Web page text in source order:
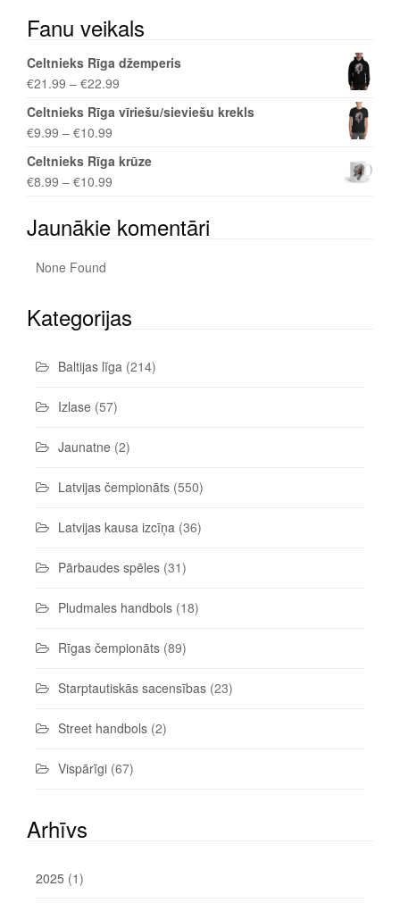
Fanu veikals
Celtnieks Rīga džemperis
€21.99 – €22.99
Celtnieks Rīga vīriešu/sieviešu krekls
€9.99 – €10.99
Celtnieks Rīga krūze
€8.99 – €10.99
Jaunākie komentāri
None Found
Kategorijas
Baltijas līga (214)
Izlase (57)
Jaunatne (2)
Latvijas čempionāts (550)
Latvijas kausa izcīņa (36)
Pārbaudes spēles (31)
Pludmales handbols (18)
Rīgas čempionāts (89)
Starptautiskās sacensības (23)
Street handbols (2)
Vispārīgi (67)
Arhīvs
2025 (1)